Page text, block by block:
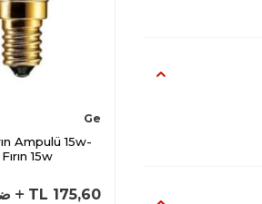
Ge
Ampulü 15w-
Fırın 15w
175,60